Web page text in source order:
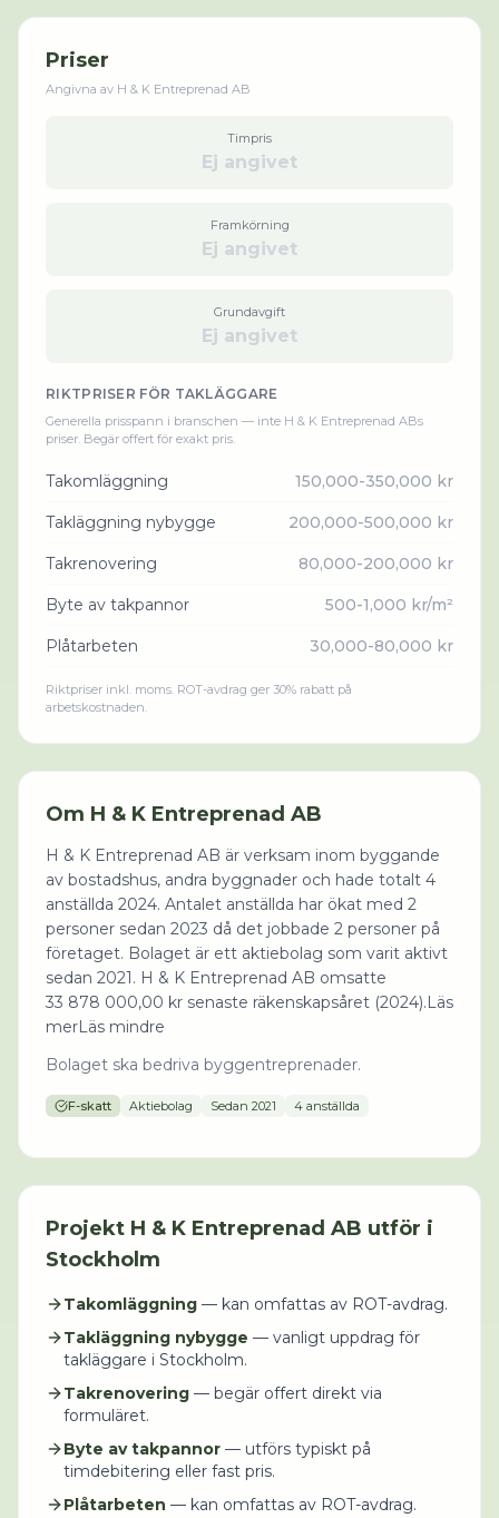
Priser
Angivna av H & K Entreprenad AB
Timpris
Ej angivet
Framkörning
Ej angivet
Grundavgift
Ej angivet
RIKTPRISER FÖR TAKLÄGGARE
Generella prisspann i branschen — inte H & K Entreprenad ABs
priser. Begär offert för exakt pris.
Takomläggning 150,000-350,000 kr
Takläggning nybygge 200,000-500,000 kr
Takrenovering 80,000-200,000 kr
Byte av takpannor 500-1,000 kr/m²
Plåtarbeten 30,000-80,000 kr
Riktpriser inkl. moms. ROT-avdrag ger 30% rabatt på
arbetskostnaden.
Om H & K Entreprenad AB
H & K Entreprenad AB är verksam inom byggande
av bostadshus, andra byggnader och hade totalt 4
anställda 2024. Antalet anställda har ökat med 2
personer sedan 2023 då det jobbade 2 personer på
företaget. Bolaget är ett aktiebolag som varit aktivt
sedan 2021. H & K Entreprenad AB omsatte
33 878 000,00 kr senaste räkenskapsåret (2024).Läs
merLäs mindre
Bolaget ska bedriva byggentreprenader.
F-skatt Aktiebolag Sedan 2021 4 anställda
Projekt H & K Entreprenad AB utför i
Stockholm
Takomläggning — kan omfattas av ROT-avdrag.
Takläggning nybygge — vanligt uppdrag för
takläggare i Stockholm.
Takrenovering — begär offert direkt via
formuläret.
Byte av takpannor — utförs typiskt på
timdebitering eller fast pris.
Plåtarbeten — kan omfattas av ROT-avdrag.